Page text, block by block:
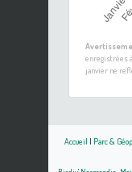
enregistrées
janvier ne
Accueil | Parc &